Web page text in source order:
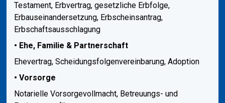
Testament, Erbvertrag, gesetzliche Erbfolge,
Erbauseinandersetzung, Erbscheinsantrag,
Erbschaftsausschlagung
• Ehe, Familie & Partnerschaft
Ehevertrag, Scheidungsfolgenvereinbarung, Adoption
• Vorsorge
Notarielle Vorsorgevollmacht, Betreuungs- und